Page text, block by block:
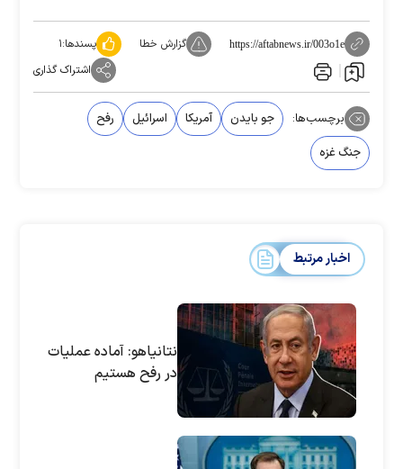
https://aftabnews.ir/003o1e گزارش خطا پسندها:۱
اشتراک گذاری
برچسب‌ها: جو بایدن آمریکا اسرائیل
رفح
جنگ غزه
اخبار مرتبط
نتانیاهو: آماده عملیات
در رفح هستیم